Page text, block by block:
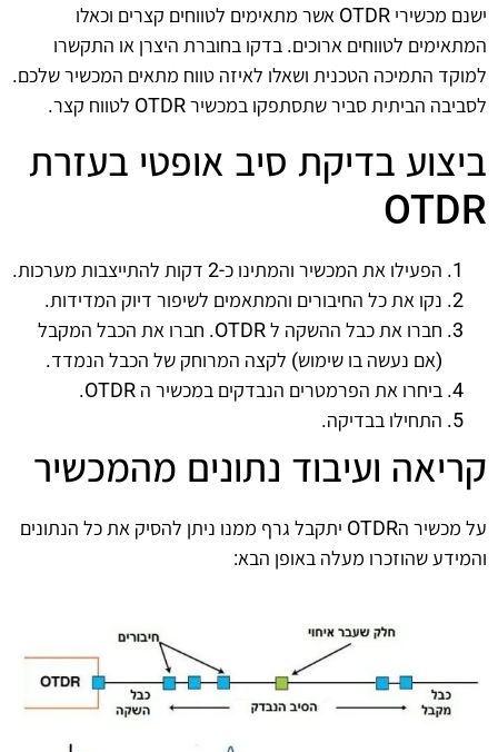
ישנם מכשירי OTDR אשר מתאימים לטווחים קצרים וכאלו
המתאימים לטווחים ארוכים. בדקו בחוברת היצרן או התקשרו
למוקד התמיכה הטכנית ושאלו לאיזה טווח מתאים המכשיר שלכם.
לסביבה הביתית סביר שתסתפקו במכשיר OTDR לטווח קצר.
ביצוע בדיקת סיב אופטי בעזרת
OTDR
הפעילו את המכשיר והמתינו כ-2 דקות להתייצבות מערכות.
נקו את כל החיבורים והמתאמים לשיפור דיוק המדידות.
חברו את כבל ההשקה ל OTDR. חברו את הכבל המקבל
(אם נעשה בו שימוש) לקצה המרוחק של הכבל הנמדד.
ביחרו את הפרמטרים הנבדקים במכשיר ה OTDR.
התחילו בבדיקה.
קריאה ועיבוד נתונים מהמכשיר
על מכשיר הOTDR יתקבל גרף ממנו ניתן להסיק את כל הנתונים
והמידע שהוזכרו מעלה באופן הבא: